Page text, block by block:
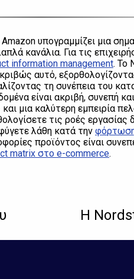
υπογραμμίζει μια
κανάλια. Για τις
information management. Το
αυτό,
τη συνέπεια του
είναι ακριβή, συνεπή
μια καλύτερη εμπειρία
τις ροές εργασίας
λάθη κατά την
προϊόντος είναι
matrix στο e-commerce.
Η